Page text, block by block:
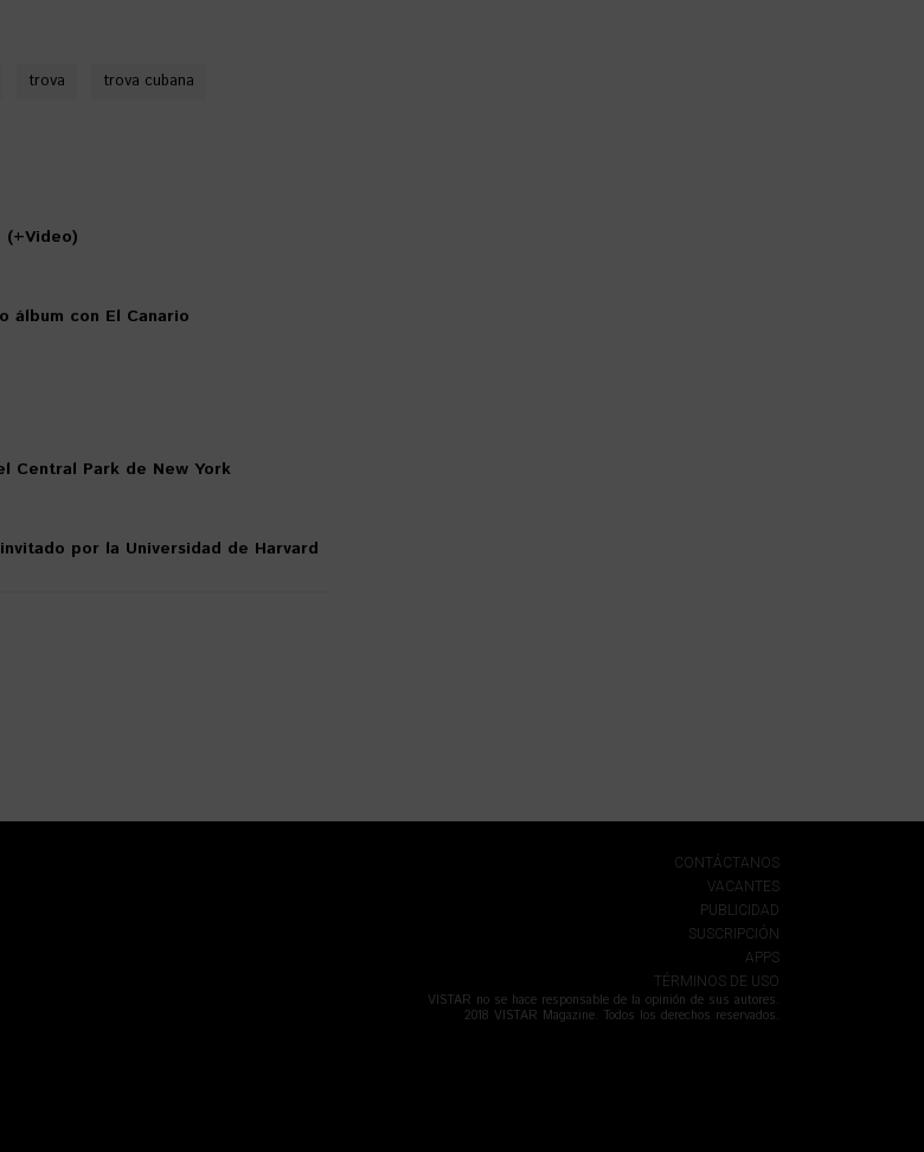
trova trova cubana
(+Video)
álbum con El Canario
Central Park de New York
por la Universidad de Harvard
CONTÁCTANOS
VACANTES
PUBLICIDAD
SUSCRIPCIÓN
APPS
TÉRMINOS DE USO
VISTAR no se hace responsable de la opinión de sus autores.
2018 VISTAR Magazine. Todos los derechos reservados.